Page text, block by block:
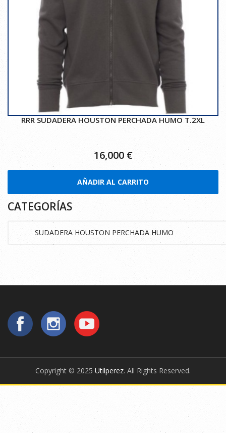
RRR SUDADERA HOUSTON PERCHADA HUMO T.2XL
16,000€
AÑADIR AL CARRITO
CATEGORÍAS
Copyright © 2025 Utilperez. All Rights Reserved.